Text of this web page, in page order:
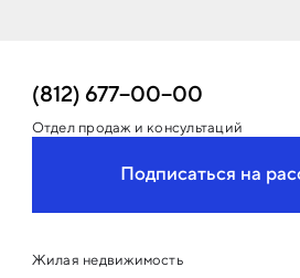
Жилая недвижимость
(812) 677−00−00
Отдел продаж и консультаций
Подписаться на